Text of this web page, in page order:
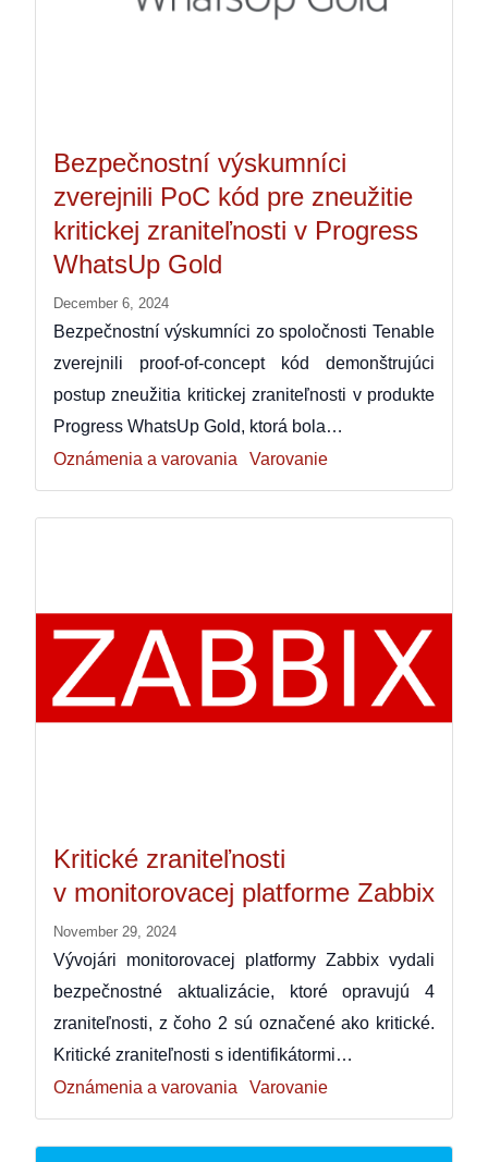
Bezpečnostní výskumníci
zverejnili PoC kód pre zneužitie
kritickej zraniteľnosti v Progress
WhatsUp Gold
December 6, 2024
Bezpečnostní výskumníci zo spoločnosti Tenable
zverejnili proof-of-concept kód demonštrujúci
postup zneužitia kritickej zraniteľnosti v produkte
Progress WhatsUp Gold, ktorá bola…
Oznámenia a varovania
Varovanie
Kritické zraniteľnosti
v monitorovacej platforme Zabbix
November 29, 2024
Vývojári monitorovacej platformy Zabbix vydali
bezpečnostné aktualizácie, ktoré opravujú 4
zraniteľnosti, z čoho 2 sú označené ako kritické.
Kritické zraniteľnosti s identifikátormi…
Oznámenia a varovania
Varovanie